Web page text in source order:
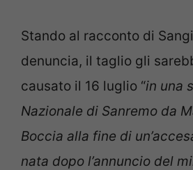
Stando al racconto di
denuncia, il taglio gli
causato il 16 luglio “in una
Nazionale di Sanremo da
Boccia alla fine di
nata dopo l’annuncio del